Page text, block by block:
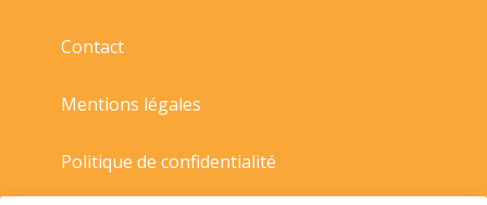
Contact
Mentions légales
Politique de confidentialité